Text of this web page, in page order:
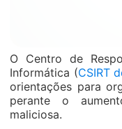
O Centro de
Informática (CSIRT
orientações para
perante o
maliciosa.